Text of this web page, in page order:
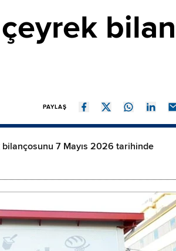
PAYLAŞ
7 Mayıs 2026 tarihinde